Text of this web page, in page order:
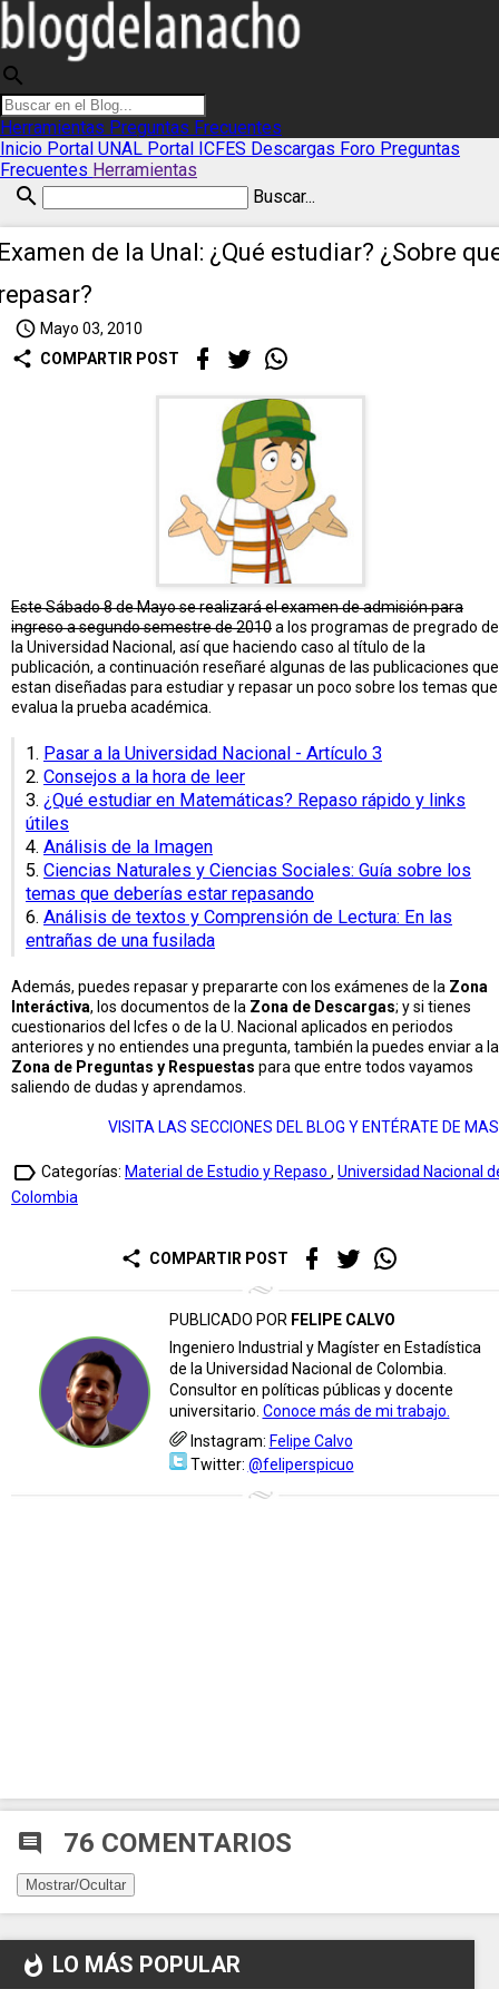
search
Herramientas Preguntas Frecuentes
Inicio Portal UNAL Portal ICFES Descargas Foro Preguntas
Frecuentes Herramientas
search Buscar...
de la Unal: ¿Qué estudiar? ¿Sobre
access_time Mayo 03, 2010
share COMPARTIR POST
Este Sábado 8 de Mayo se realizará el examen de admisión para
ingreso a segundo semestre de 2010a los programas de pregrado de
la Universidad Nacional, así que haciendo caso al título de la
publicación, a continuación reseñaré algunas de las publicaciones que
estan diseñadas para estudiar y repasar un poco sobre los temas que
evalua la prueba académica.
1. Pasar a la Universidad Nacional - Artículo 3
2. Consejos a la hora de leer
3. ¿Qué estudiar en Matemáticas? Repaso rápido y links
útiles
4. Análisis de la Imagen
5. Ciencias Naturales y Ciencias Sociales: Guía sobre los
temas que deberías estar repasando
6. Análisis de textos y Comprensión de Lectura: En las
entrañas de una fusilada
Además, puedes repasar y prepararte con los exámenes de la Zona
Interáctiva, los documentos de la Zona de Descargas; y si tienes
cuestionarios del Icfes o de la U. Nacional aplicados en periodos
anteriores y no entiendes una pregunta, también la puedes enviar a la
Zona de Preguntas y Respuestas para que entre todos vayamos
saliendo de dudas y aprendamos.
VISITA LAS SECCIONES DEL BLOG Y ENTÉRATE DE
label_outline Categorías: Material de Estudio y Repaso , Universidad Nacional
Colombia
share COMPARTIR POST
PUBLICADO POR FELIPE CALVO
Ingeniero Industrial y Magíster en Estadística
de la Universidad Nacional de Colombia.
Consultor en políticas públicas y docente
universitario. Conoce más de mi trabajo.
Instagram: Felipe Calvo
Twitter: @feliperspicuo
comment 76 COMENTARIOS
Mostrar/Ocultar
whatshot LO MÁS POPULAR